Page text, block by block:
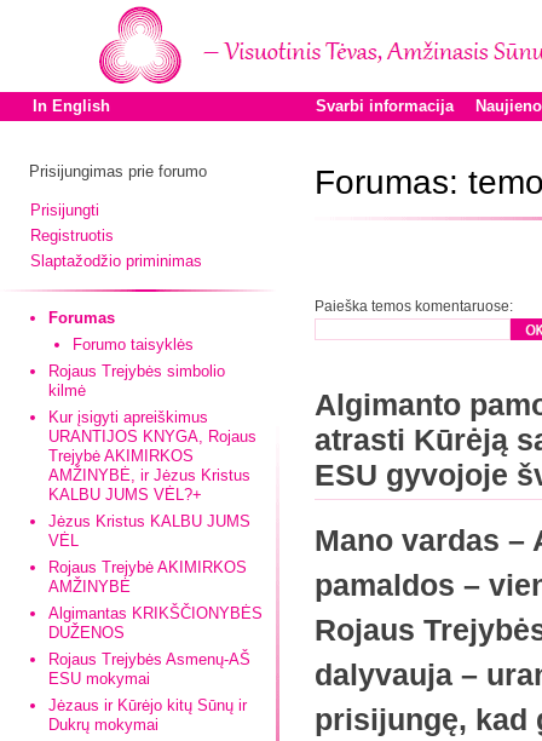
In English Svarbi informacija
Prisijungimas prie forumo
Prisijungti
Registruotis
Slaptažodžio priminimas
Forumas
Forumo taisyklės
Rojaus Trejybės simbolio
kilmė
Kur įsigyti apreiškimus
URANTIJOS KNYGA, Rojaus
Trejybė AKIMIRKOS
AMŽINYBĖ, ir Jėzus Kristus
KALBU JUMS VĖL?+
Jėzus Kristus KALBU JUMS
VĖL
Rojaus Trejybė AKIMIRKOS
AMŽINYBĖ
Algimantas KRIKŠČIONYBĖS
DUŽENOS
Rojaus Trejybės Asmenų-AŠ
ESU mokymai
Jėzaus ir Kūrėjo kitų Sūnų ir
Dukrų mokymai
Forumas:
Paieška temos komentaruose:
Algimanto
atrasti Kūrėją
ESU gyvojoje
Mano vardas –
pamaldos –
Rojaus
dalyvauja –
prisijungę, kad